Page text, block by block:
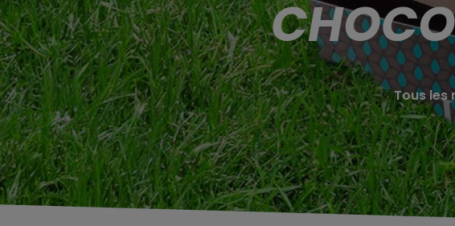
Tous les